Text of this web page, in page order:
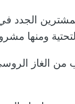
الجدد
ومنها مشروع
مليار متر مكعب من